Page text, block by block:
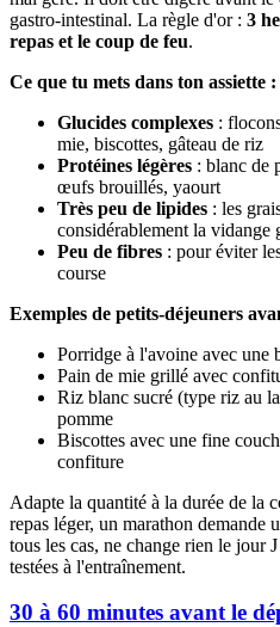
gastro-intestinal. La règle d'or : 3
repas et le coup de feu.
Ce que tu mets dans ton assiette :
Glucides complexes :
mie, biscottes, gâteau de riz
Protéines légères : blanc de
œufs brouillés, yaourt
Très peu de lipides : les
considérablement la vidange
Peu de fibres : pour éviter
course
Exemples de petits-déjeuners
Porridge à l'avoine avec une
Pain de mie grillé avec
Riz blanc sucré (type riz au
pomme
Biscottes avec une fine
confiture
Adapte la quantité à la durée de la
repas léger, un marathon demande
tous les cas, ne change rien le jour
testées à l'entraînement.
30 à 60 minutes avant le